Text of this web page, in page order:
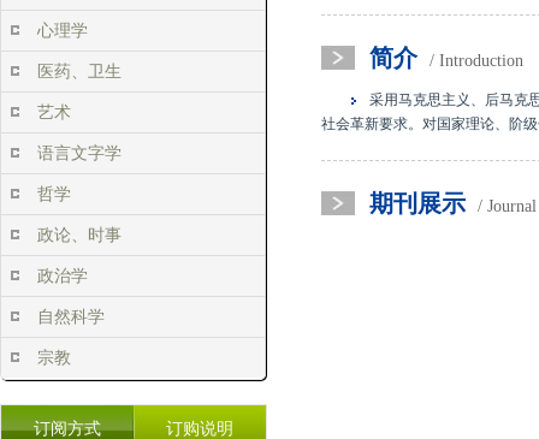
心理学
医药、卫生
艺术
语言文字学
哲学
政论、时事
政治学
自然科学
宗教
订阅方式 订购说明
简介 / Introduction
采用马克思主义、后马克
社会革新要求。对国家理论、阶
期刊展示 /